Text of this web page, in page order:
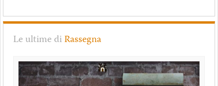
Le ultime diRassegna